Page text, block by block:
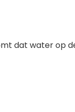
dat water op